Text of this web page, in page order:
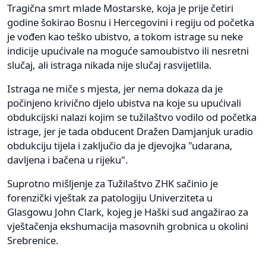
Tragična smrt mlade Mostarske, koja je prije četiri
godine šokirao Bosnu i Hercegovini i regiju od početka
je vođen kao teško ubistvo, a tokom istrage su neke
indicije upućivale na moguće samoubistvo ili nesretni
slučaj, ali istraga nikada nije slučaj rasvijetlila.
Istraga ne miče s mjesta, jer nema dokaza da je
počinjeno krivično djelo ubistva na koje su upućivali
obdukcijski nalazi kojim se tužilaštvo vodilo od početka
istrage, jer je tada obducent Dražen Damjanjuk uradio
obdukciju tijela i zaključio da je djevojka "udarana,
davljena i bačena u rijeku".
Suprotno mišljenje za Tužilaštvo ZHK sačinio je
forenzički vještak za patologiju Univerziteta u
Glasgowu John Clark, kojeg je Haški sud angažirao za
vještačenja ekshumacija masovnih grobnica u okolini
Srebrenice.